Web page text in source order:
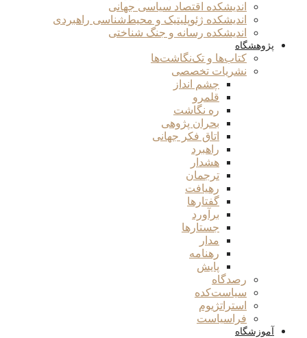
اندیشکده اقتصاد سیاسی جهانی
اندیشکده ژئوپلیتیک و محیط‌شناسی راهبردی
اندیشکده رسانه و جنگ شناختی
پژوهشگاه
کتاب‌ها و تک‌نگاشت‌ها
نشریات تخصصی
چشم انداز
قلمرو
ره نگاشت
بحران پژوهی
اتاق فکر جهانی
راهبرد
هشدار
ترجمان
رهیافت
گفتارها
برآورد
جستارها
مدار
رهنامه
پایش
رصدگاه
سیاست‌کده
استراتژیوم
فراسیاست
آموزشگاه